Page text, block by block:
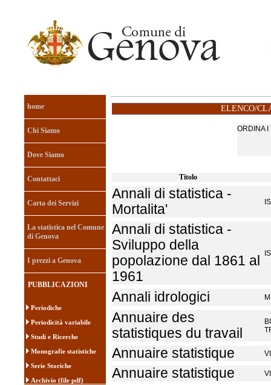
home
Chi Siamo
Dove Siamo
Contattaci
Carta dei Servizi
La statistica nel Comune
di Genova
I prezzi a Genova
PUBBLICAZIONI
Periodiche
Periodicità variabile
Studi e Ricerche
Monografie statistiche
Serie Storiche
Archivio (file pdf)
ELENCO/
Titolo
Annali di statistica -
Mortalita'
Annali di statistica -
Sviluppo della
popolazione dal 1861 al
1961
Annali idrologici
Annuaire des
statistiques du travail
Annuaire statistique
Annuaire statistique